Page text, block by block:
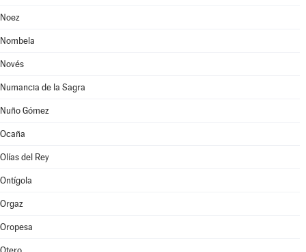
Noez
Nombela
Novés
Numancia de la Sagra
Nuño Gómez
Ocaña
Olías del Rey
Ontígola
Orgaz
Oropesa